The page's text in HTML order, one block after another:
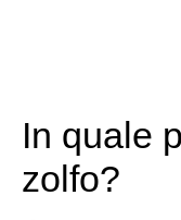
In quale
zolfo?